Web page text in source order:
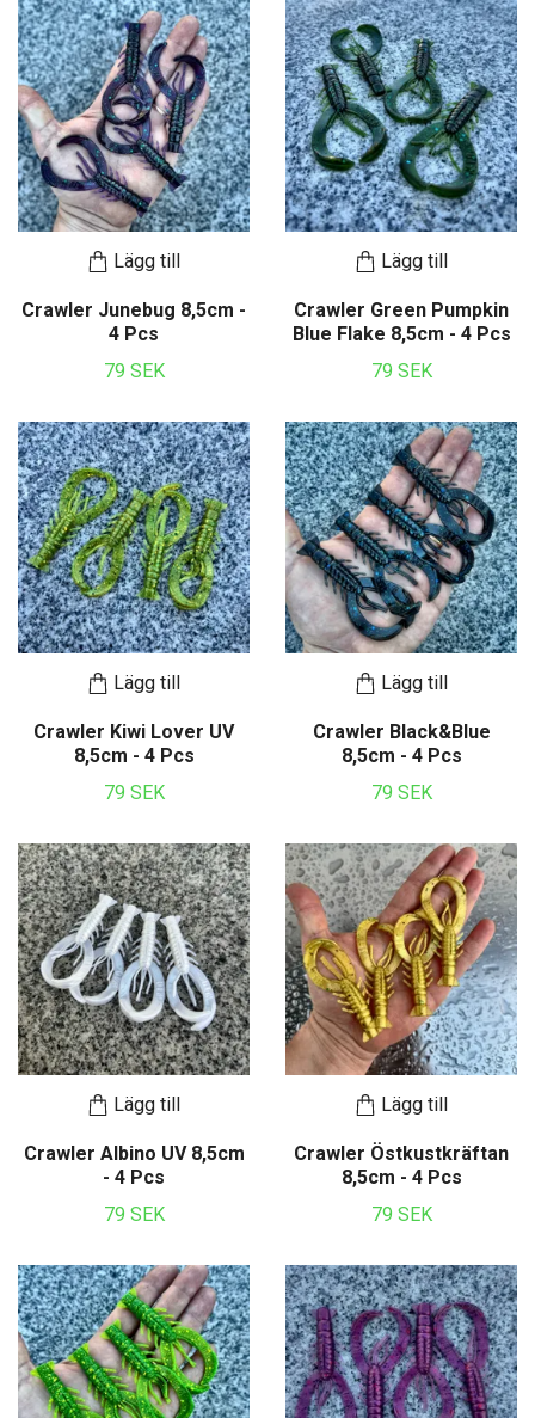
Lägg till
Crawler Junebug 8,5cm -
4 Pcs
79 SEK
Lägg till
Crawler Green Pumpkin
Blue Flake 8,5cm - 4 Pcs
79 SEK
Lägg till
Crawler Kiwi Lover UV
8,5cm - 4 Pcs
79 SEK
Lägg till
Crawler Black&Blue
8,5cm - 4 Pcs
79 SEK
Lägg till
Crawler Albino UV 8,5cm
- 4 Pcs
79 SEK
Lägg till
Crawler Östkustkräftan
8,5cm - 4 Pcs
79 SEK